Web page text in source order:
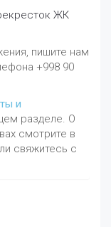
ЖК
пишите нам
+998 90
и
разделе. О
смотрите в
свяжитесь с